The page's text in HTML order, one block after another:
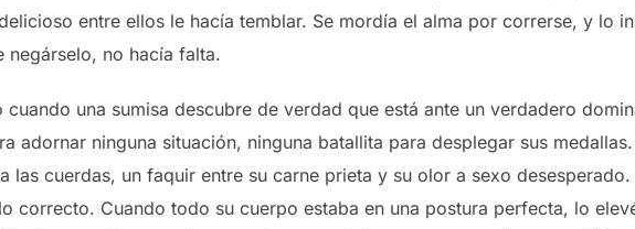
entre ellos le hacía temblar. Se mordía el alma por correrse, y lo
negárselo, no hacía falta.
cuando una sumisa descubre de verdad que está ante un verdadero
adornar ninguna situación, ninguna batallita para desplegar sus
las cuerdas, un faquir entre su carne prieta y su olor a sexo
correcto. Cuando todo su cuerpo estaba en una postura perfecta, lo